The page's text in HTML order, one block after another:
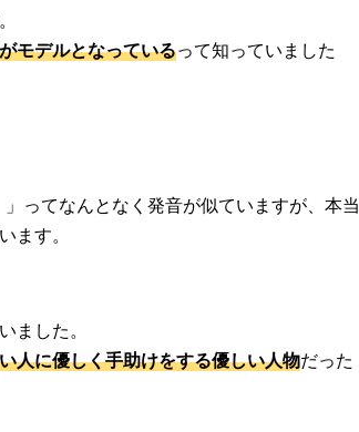
モデルとなっているって知っていました
ってなんとなく発音が似ていますが、本当
ます。
ました。
人に優しく手助けをする優しい人物だった